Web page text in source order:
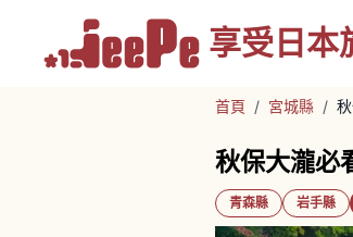
享受 日本
首頁 / 宮城縣 /
秋保大瀧必
青森縣 岩手縣